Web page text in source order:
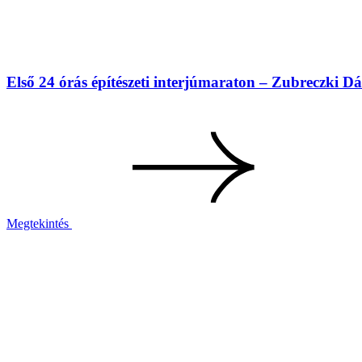
Első 24 órás építészeti interjúmaraton – Zubreczki
Megtekintés